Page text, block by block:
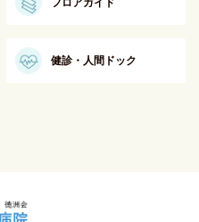
フロアガイド
健診・人間ドック